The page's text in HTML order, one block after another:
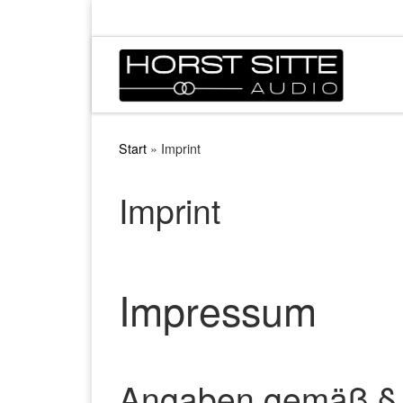
Start » Imprint
Imprint
Impressum